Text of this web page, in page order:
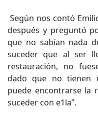
Según nos contó
después y preguntó
que no sabían nada
suceder que al ser
restauración, no
dado que no tienen
puede encontrarse la
suceder con e1la”.